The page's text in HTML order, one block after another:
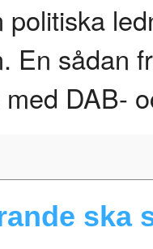
politiska
En sådan
DAB-
ska